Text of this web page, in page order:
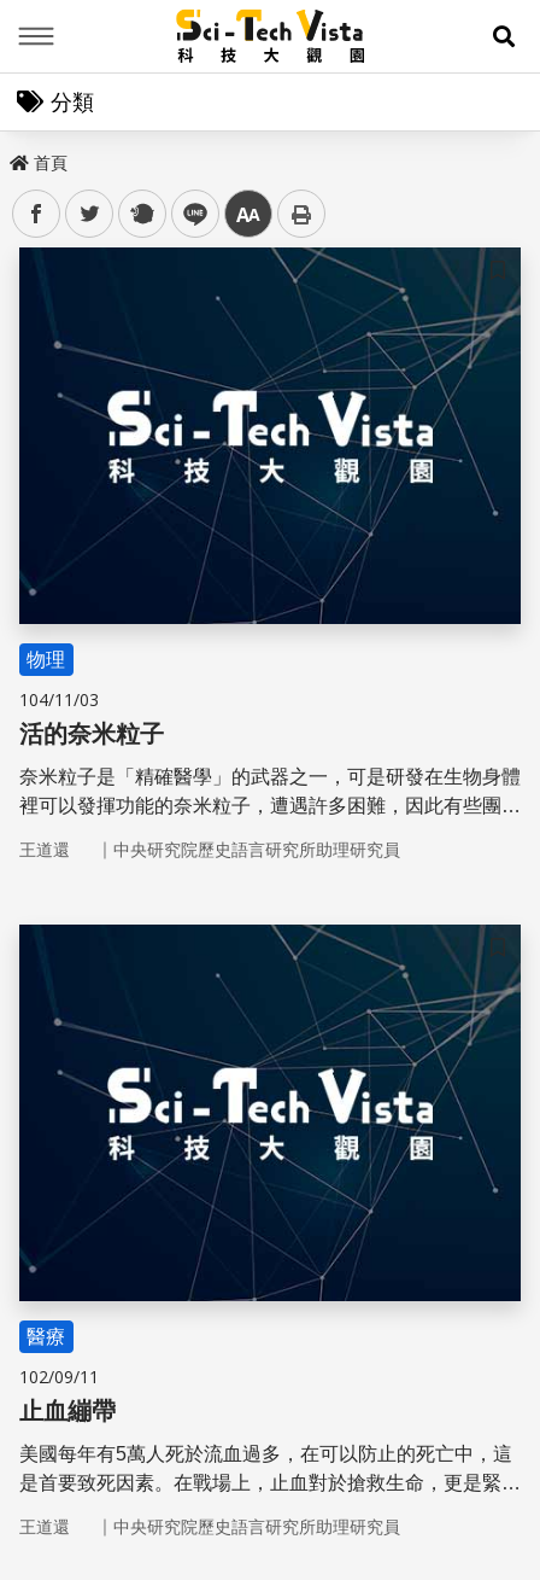
展
分類
首頁
facebooktwitter plurk line 中
儲存
物理
104/11/03
活的奈米粒子
奈米粒子是「精確醫學」的武器之一，可是研發在生物身體
裡可以發揮功能的奈米粒子，遭遇許多困難，因此有些團隊
王道還 ｜ 中央研究院歷史語言研究所助理研究員
儲存
醫療
102/09/11
止血繃帶
美國每年有5萬人死於流血過多，在可以防止的死亡中，這
是首要致死因素。在戰場上，止血對於搶救生命，更是緊迫
王道還 ｜ 中央研究院歷史語言研究所助理研究員